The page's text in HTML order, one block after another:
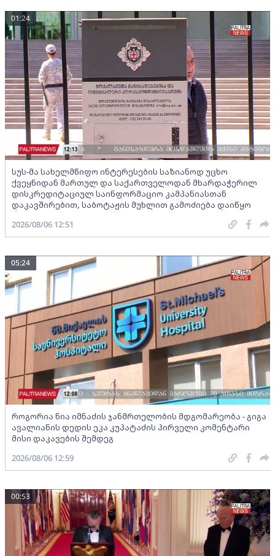
სუს-მა სახელმწიფო ინტერესების საზიანოდ უცხო
ქვეყნიდან მართულ და საქართველოდან მხარდაჭერილ
დისკრედიტაციულ საინფორმაციო კამპანიასთან
დაკავშირებით, საბოტაჟის მუხლით გამოძიება დაიწყო
01:24
2026/08/06 12:51
როგორია ნია იმნაძის ჯანმრთელობის მდგომარეობა - გიგა
ავალიანის დედის ეკა კუპატაძის პირველი კომენტარი
მისი დაკავების შემდეგ
05:24
2026/08/06 12:59
00:53